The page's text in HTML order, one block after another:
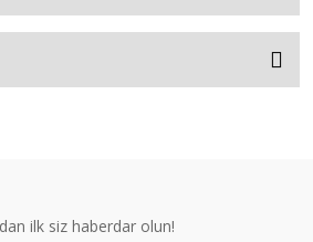
ilk siz haberdar olun!